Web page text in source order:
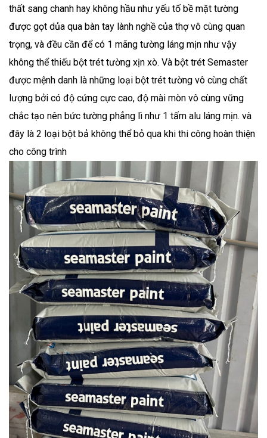
thất sang chanh hay không hầu như yếu tố bề mặt tường
được gọt dủa qua bàn tay lành nghề của thợ vô cùng quan
trọng, và đều cần để có 1 mãng tường láng mịn như vậy
không thể thiếu bột trét tường xịn xò. Và bột trét Semaster
được mệnh danh là những loại bột trét tường vô cùng chất
lượng bởi có độ cứng cực cao, độ mài mòn vô cùng vững
chắc tạo nên bức tường phẳng lì như 1 tấm alu láng mịn. và
đây là 2 loại bột bả không thể bỏ qua khi thi công hoàn thiện
cho công trình